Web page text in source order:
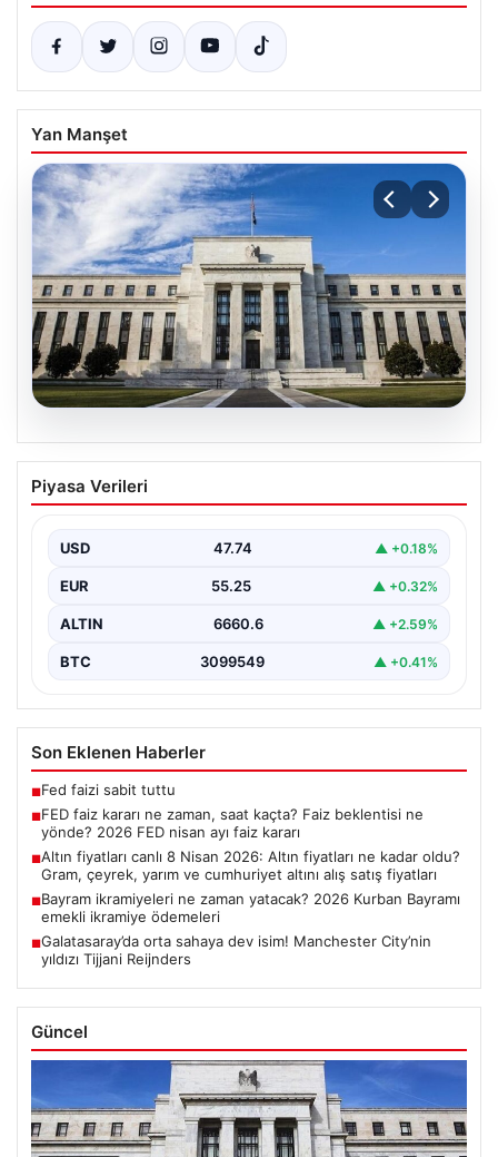
Yan Manşet
07.08.2026
FED faiz kararı ne zaman, saat kaçta?
Faiz beklentisi ne yönde? 2026 FED
Piyasa Verileri
USD 47.74 ▲ +0.18%
EUR 55.25 ▲ +0.32%
ALTIN 6660.6 ▲ +2.59%
BTC 3099549 ▲ +0.41%
Son Eklenen Haberler
■Fed faizi sabit tuttu
■FED faiz kararı ne zaman, saat kaçta? Faiz beklentisi ne
yönde? 2026 FED nisan ayı faiz kararı
■Altın fiyatları canlı 8 Nisan 2026: Altın fiyatları ne kadar oldu?
Gram, çeyrek, yarım ve cumhuriyet altını alış satış fiyatları
■Bayram ikramiyeleri ne zaman yatacak? 2026 Kurban Bayramı
emekli ikramiye ödemeleri
■Galatasaray’da orta sahaya dev isim! Manchester City’nin
yıldızı Tijjani Reijnders
Güncel